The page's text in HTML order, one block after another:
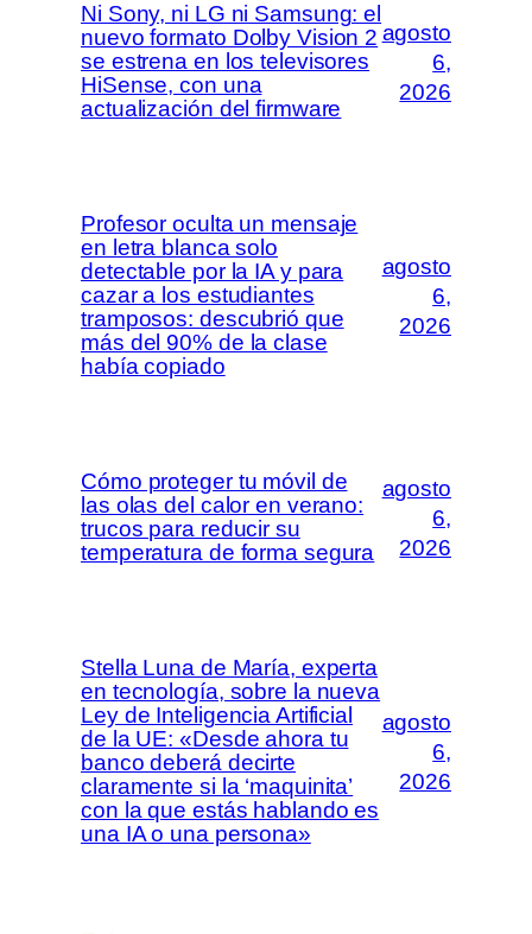
Ni Sony, ni LG ni Samsung: el
nuevo formato Dolby Vision 2
se estrena en los televisores
HiSense, con una
actualización del firmware
agosto
6,
2026
Profesor oculta un mensaje
en letra blanca solo
detectable por la IA y para
cazar a los estudiantes
tramposos: descubrió que
más del 90% de la clase
había copiado
agosto
6,
2026
Cómo proteger tu móvil de
las olas del calor en verano:
trucos para reducir su
temperatura de forma segura
agosto
6,
2026
Stella Luna de María, experta
en tecnología, sobre la nueva
Ley de Inteligencia Artificial
de la UE: «Desde ahora tu
banco deberá decirte
claramente si la ‘maquinita’
con la que estás hablando es
una IA o una persona»
agosto
6,
2026